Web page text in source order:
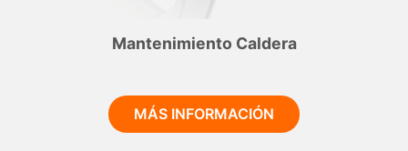
Mantenimiento Caldera
MÁS INFORMACIÓN